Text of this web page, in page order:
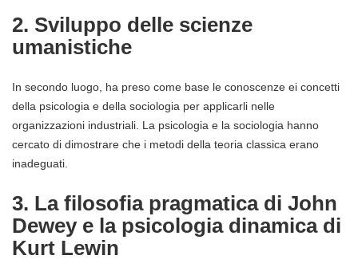
2. Sviluppo delle scienze
umanistiche
In secondo luogo, ha preso come base le conoscenze ei concetti
della psicologia e della sociologia per applicarli nelle
organizzazioni industriali. La psicologia e la sociologia hanno
cercato di dimostrare che i metodi della teoria classica erano
inadeguati.
3. La filosofia pragmatica di John
Dewey e la psicologia dinamica di
Kurt Lewin